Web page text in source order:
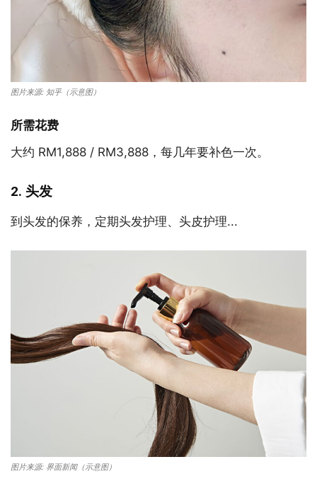
图片来源: 知乎（示意图）
所需花费
大约 RM1,888 / RM3,888，每几年要补色一次。
2. 头发
到头发的保养，定期头发护理、头皮护理...
图片来源: 界面新闻（示意图）